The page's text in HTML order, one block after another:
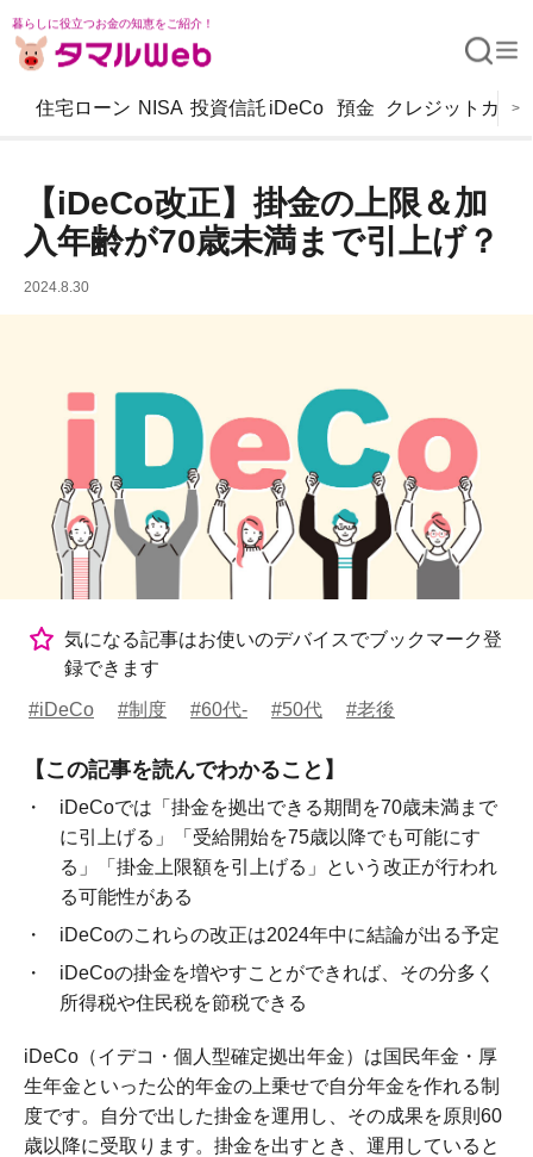
暮らしに役立つお金の知恵をご紹介！
住宅ローン NISA 投資信託 iDeCo 預金 クレジットカー
>
【iDeCo改正】掛金の上限＆加
入年齢が70歳未満まで引上げ？
2024.8.30
気になる記事はお使いのデバイスでブックマーク登
録できます
#iDeCo #制度 #60代- #50代 #老後
【この記事を読んでわかること】
iDeCoでは「掛金を拠出できる期間を70歳未満まで
に引上げる」「受給開始を75歳以降でも可能にす
る」「掛金上限額を引上げる」という改正が行われ
る可能性がある
iDeCoのこれらの改正は2024年中に結論が出る予定
iDeCoの掛金を増やすことができれば、その分多く
所得税や住民税を節税できる
iDeCo（イデコ・個人型確定拠出年金）は国民年金・厚
生年金といった公的年金の上乗せで自分年金を作れる制
度です。自分で出した掛金を運用し、その成果を原則60
歳以降に受取ります。掛金を出すとき、運用していると